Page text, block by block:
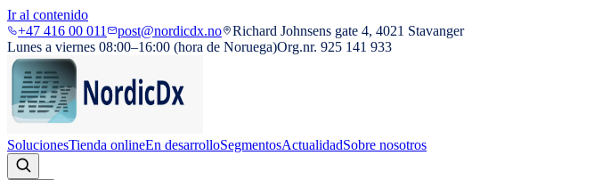
Ir al contenido
+47 416 00 011
post@nordicdx.no
Richard Johnsens gate 4, 4021 Stavanger
Lunes a viernes 08:00–16:00 (hora de Noruega)Org.nr. 925 141 933
SolucionesTienda onlineEn desarrolloSegmentosActualidadSobre nosotros